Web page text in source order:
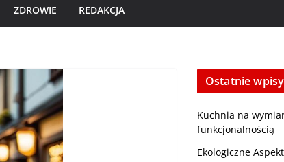
ZDROWIE REDAKCJA
Ostatnie wpisy
Kuchnia na
funkcjonalnością
Ekologiczne